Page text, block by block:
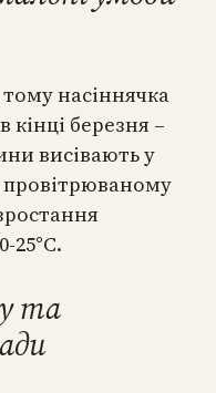
насіннячка
кінці березня –
висівають у
25°C.
та